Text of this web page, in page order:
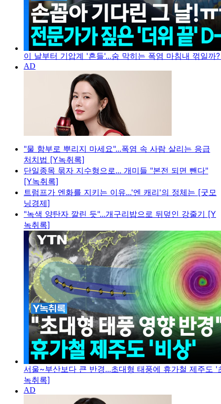
이 날부터 기압계 '흔들'...숨 막히는 폭염 마침내 꺾일까
"물 함부로 뿌리지 마세요"...폭염 속 사람 살리는 응급
처치법 [Y녹취록]
단일종목 묶자 지수형으로... 개미들 "본전 되면 뺀다"
[Y녹취록]
트럼프가 엔화를 지키는 이유...'엔 캐리'의 정체는 [굿모
닝경제]
"녹색 양탄자 깔린 듯"...개구리밥으로 뒤덮인 강줄기 [Y
녹취록]
서울~부산보다 큰 반경...초대형 태풍에 휴가철 제주도 '
녹취록]